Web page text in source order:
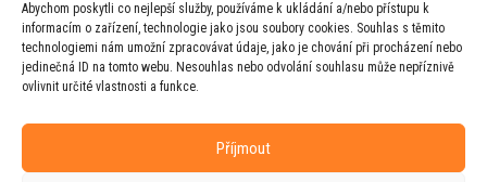
Abychom poskytli co nejlepší služby, používáme k ukládání a/nebo přístupu k
informacím o zařízení, technologie jako jsou soubory cookies. Souhlas s těmito
technologiemi nám umožní zpracovávat údaje, jako je chování při procházení nebo
jedinečná ID na tomto webu. Nesouhlas nebo odvolání souhlasu může nepříznivě
ovlivnit určité vlastnosti a funkce.
Příjmout